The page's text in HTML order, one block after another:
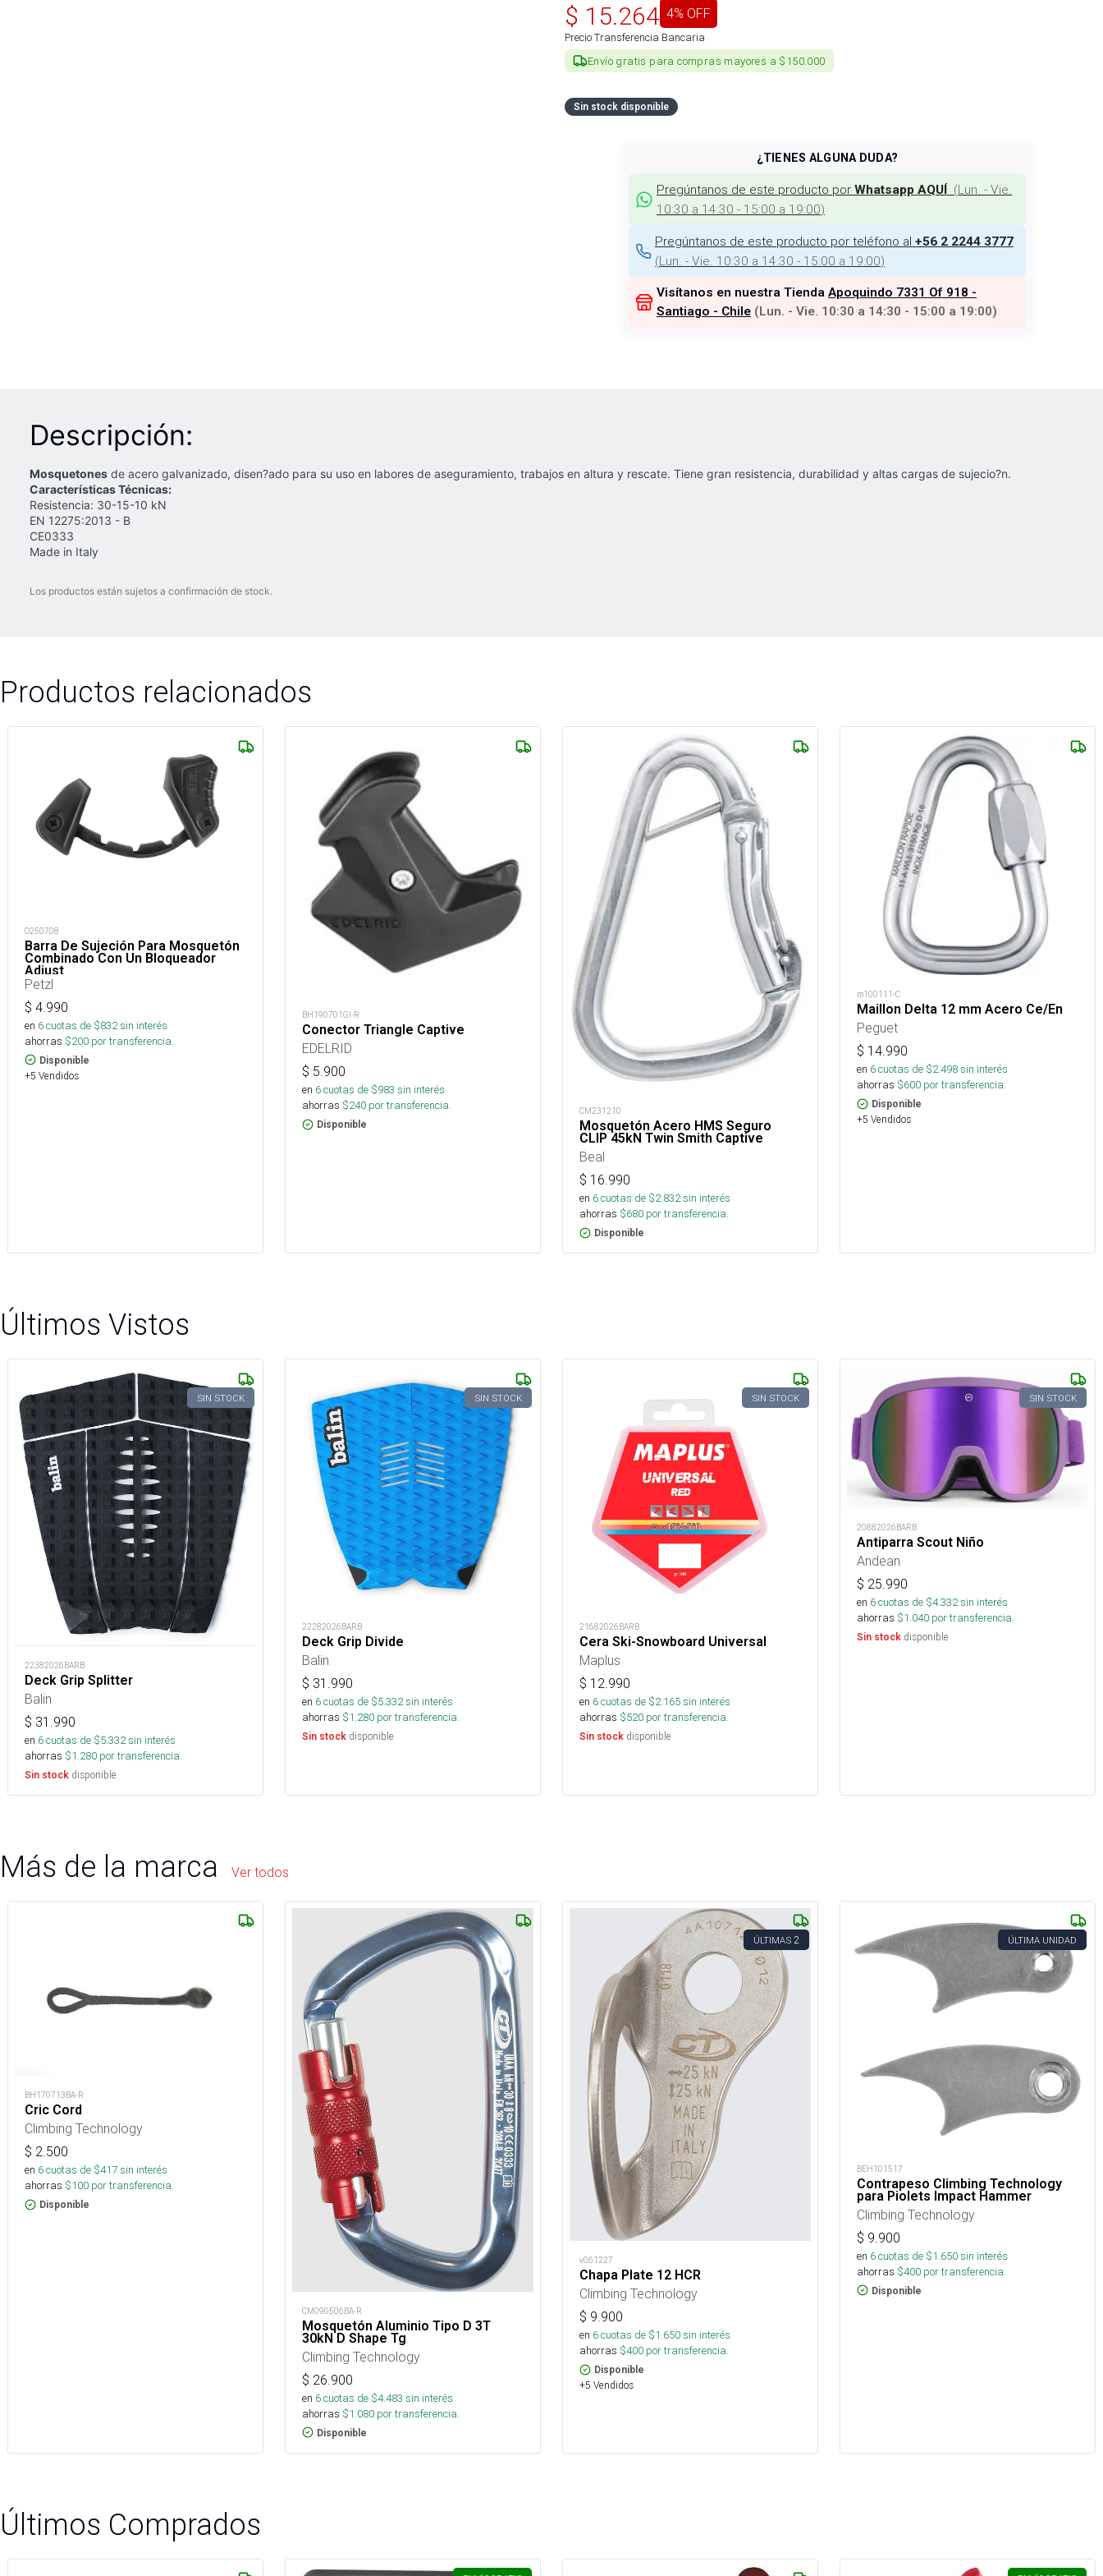
$ 15.264 4% OFF
Precio Transferencia Bancaria
Envío gratis para compras mayores a $150.000
Sin stock disponible
¿TIENES ALGUNA DUDA?
Pregúntanos de este producto por Whatsapp AQUÍ (Lun. - Vie.
10:30 a 14:30 - 15:00 a 19:00)
Pregúntanos de este producto por teléfono al +56 2 2244 3777
(Lun. - Vie. 10:30 a 14:30 - 15:00 a 19:00)
Visítanos en nuestra Tienda Apoquindo 7331 Of 918 -
Santiago - Chile (Lun. - Vie. 10:30 a 14:30 - 15:00 a 19:00)
Descripción:
Mosquetones de acero galvanizado, disen?ado para su uso en labores de aseguramiento, trabajos en altura y rescate. Tiene gran resistencia, durabilidad y altas cargas de sujecio?n.
Características Técnicas:
Resistencia: 30-15-10 kN
EN 12275:2013 - B
CE0333
Made in Italy
Los productos están sujetos a confirmación de stock.
Productos relacionados
O250708
Barra De Sujeción Para Mosquetón
Combinado Con Un Bloqueador
Adjust
Petzl
$ 4.990
en 6cuotas de $832sin interés
ahorras $200 por transferencia.
Disponible
+5 Vendidos
BH190701GI-R
Conector Triangle Captive
EDELRID
$ 5.900
en 6cuotas de $983 sin interés
ahorras $240 por transferencia.
Disponible
CM231210
Mosquetón Acero HMS Seguro
CLIP 45kN Twin Smith Captive
Beal
$ 16.990
en 6cuotas de $2.832sin interés
ahorras $680 por transferencia.
Disponible
m100111-C
Maillon Delta 12 mm Acero Ce/En
Peguet
$ 14.990
en 6cuotas de $2.498sin interés
ahorras $600 por transferencia.
Disponible
+5 Vendidos
Últimos Vistos
SIN STOCK
22382026BARB
Deck Grip Splitter
Balin
$ 31.990
en 6cuotas de $5.332sin interés
ahorras $1.280 por transferencia.
Sin stock disponible
SIN STOCK
22282026BARB
Deck Grip Divide
Balin
$ 31.990
en 6cuotas de $5.332sin interés
ahorras $1.280 por transferencia.
Sin stock disponible
SIN STOCK
21682026BARB
Cera Ski-Snowboard Universal
Maplus
$ 12.990
en 6cuotas de $2.165sin interés
ahorras $520 por transferencia.
Sin stock disponible
SIN STOCK
20882026BARB
Antiparra Scout Niño
Andean
$ 25.990
en 6cuotas de $4.332sin interés
ahorras $1.040 por transferencia.
Sin stock disponible
Más de la marca Ver todos
BH170713BA-R
Cric Cord
Climbing Technology
$ 2.500
en 6cuotas de $417sin interés
ahorras $100 por transferencia.
Disponible
CM090506BA-R
Mosquetón Aluminio Tipo D 3T
30kN D Shape Tg
Climbing Technology
$ 26.900
en 6cuotas de $4.483 sin interés
ahorras $1.080 por transferencia.
Disponible
ÚLTIMAS 2
v061227
Chapa Plate 12 HCR
Climbing Technology
$ 9.900
en 6cuotas de $1.650sin interés
ahorras $400 por transferencia.
Disponible
+5 Vendidos
ÚLTIMA UNIDAD
BEH101517
Contrapeso Climbing Technology
para Piolets Impact Hammer
Climbing Technology
$ 9.900
en 6cuotas de $1.650sin interés
ahorras $400 por transferencia.
Disponible
Últimos Comprados